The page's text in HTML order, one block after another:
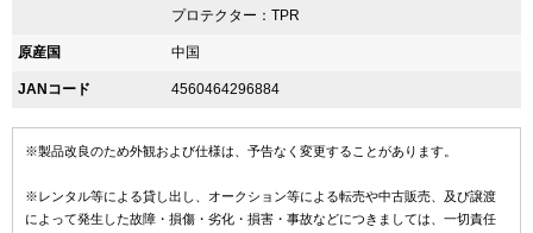
プロテクター：TPR
原産国 中国
JANコード 4560464296884
※製品改良のため外観および仕様は、予告なく変更することがあります。
※レンタル等による貸し出し、オークション等による転売や中古販売、及び譲渡
によって発生した故障・損傷・劣化・損害・事故などにつきましては、一切責任